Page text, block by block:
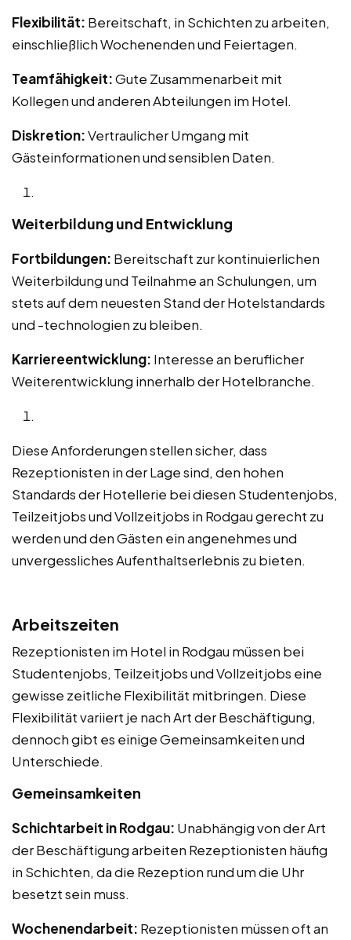
Flexibilität: Bereitschaft, in Schichten zu arbeiten,
einschließlich Wochenenden und Feiertagen.
Teamfähigkeit:Gute Zusammenarbeit mit
Kollegen und anderen Abteilungen im Hotel.
Diskretion:Vertraulicher Umgang mit
Gästeinformationen und sensiblen Daten.
Weiterbildung und Entwicklung
Fortbildungen: Bereitschaft zur kontinuierlichen
Weiterbildung und Teilnahme an Schulungen, um
stets auf dem neuesten Stand der Hotelstandards
und -technologien zu bleiben.
Karriereentwicklung: Interesse an beruflicher
Weiterentwicklung innerhalb der Hotelbranche.
Diese Anforderungen stellen sicher, dass
Rezeptionisten in der Lage sind, den hohen
Standards der Hotellerie bei diesen Studentenjobs,
Teilzeitjobs und Vollzeitjobs in Rodgau gerecht zu
werden und den Gästen ein angenehmes und
unvergessliches Aufenthaltserlebnis zu bieten.
Arbeitszeiten
Rezeptionisten im Hotel in Rodgau müssen bei
Studentenjobs, Teilzeitjobs und Vollzeitjobs eine
gewisse zeitliche Flexibilität mitbringen. Diese
Flexibilität variiert je nach Art der Beschäftigung,
dennoch gibt es einige Gemeinsamkeiten und
Unterschiede.
Gemeinsamkeiten
Schichtarbeit in Rodgau: Unabhängig von der Art
der Beschäftigung arbeiten Rezeptionisten häufig
in Schichten, da die Rezeption rund um die Uhr
besetzt sein muss.
Wochenendarbeit: Rezeptionisten müssen oft an